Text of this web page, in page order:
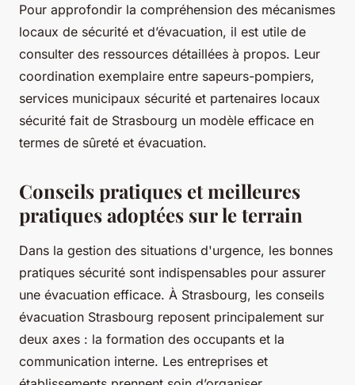
Pour approfondir la compréhension des mécanismes
locaux de sécurité et d’évacuation, il est utile de
consulter des ressources détaillées à propos. Leur
coordination exemplaire entre sapeurs-pompiers,
services municipaux sécurité et partenaires locaux
sécurité fait de Strasbourg un modèle efficace en
termes de sûreté et évacuation.
Conseils pratiques et meilleures
pratiques adoptées sur le terrain
Dans la gestion des situations d'urgence, les bonnes
pratiques sécurité sont indispensables pour assurer
une évacuation efficace. À Strasbourg, les conseils
évacuation Strasbourg reposent principalement sur
deux axes : la formation des occupants et la
communication interne. Les entreprises et